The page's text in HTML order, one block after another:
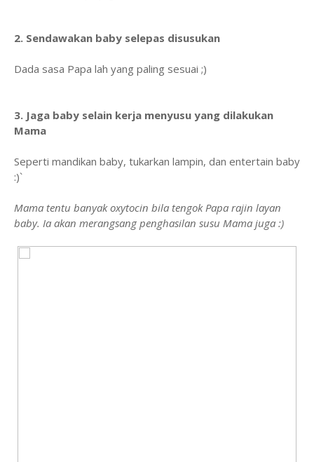
2. Sendawakan baby selepas disusukan
Dada sasa Papa lah yang paling sesuai ;)
3. Jaga baby selain kerja menyusu yang dilakukan
Mama
Seperti mandikan baby, tukarkan lampin, dan entertain baby
:)`
Mama tentu banyak oxytocin bila tengok Papa rajin layan
baby. Ia akan merangsang penghasilan susu Mama juga :)